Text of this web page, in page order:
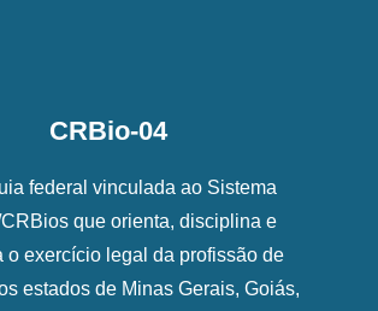
CRBio-04
federal vinculada ao Sistema
que orienta, disciplina e
o exercício legal da profissão de
estados de Minas Gerais, Goiás,